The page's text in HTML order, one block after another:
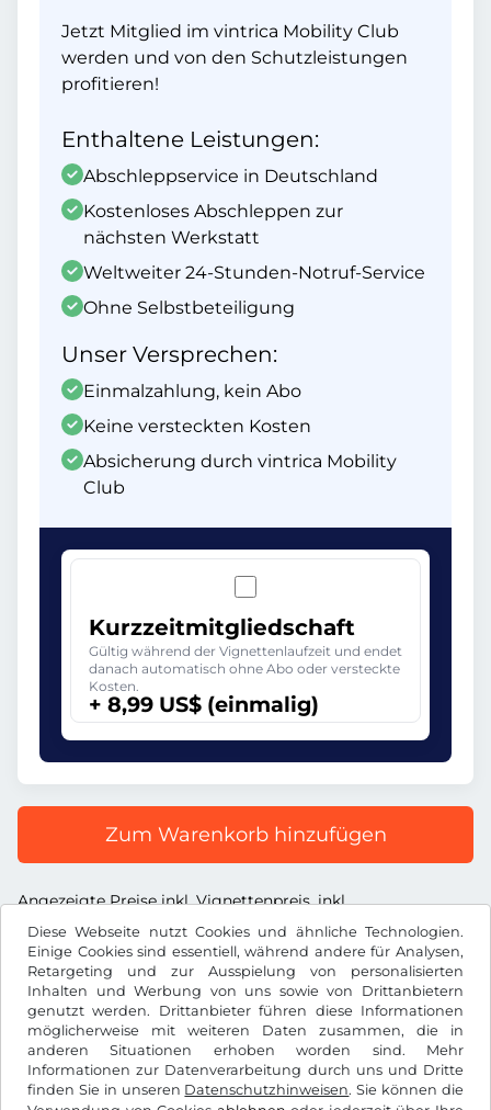
Diese Webseite nutzt Cookies und ähnliche Technologien.
Einige Cookies sind essentiell, während andere für Analysen,
Retargeting und zur Ausspielung von personalisierten
Inhalten und Werbung von uns sowie von Drittanbietern
genutzt werden. Drittanbieter führen diese Informationen
möglicherweise mit weiteren Daten zusammen, die in
anderen Situationen erhoben worden sind. Mehr
Informationen zur Datenverarbeitung durch uns und Dritte
finden Sie in unseren Datenschutzhinweisen. Sie können die
Jetzt Mitglied im vintrica Mobility Club
werden und von den Schutzleistungen
profitieren!
Enthaltene Leistungen:
Abschleppservice in Deutschland
Kostenloses Abschleppen zur
nächsten Werkstatt
Weltweiter 24-Stunden-Notruf-Service
Ohne Selbstbeteiligung
Unser Versprechen:
Einmalzahlung, kein Abo
Keine versteckten Kosten
Absicherung durch vintrica Mobility
Club
Kurzzeitmitgliedschaft
Gültig während der Vignettenlaufzeit und endet
danach automatisch ohne Abo oder versteckte
Kosten.
+ 8,99 US$ (einmalig)
Zum Warenkorb hinzufügen
Angezeigte Preise inkl. Vignettenpreis, inkl.
Dienstleistungsentgelt und inkl. der gesetzl. MwSt.
US$USD
Facebook Instagram